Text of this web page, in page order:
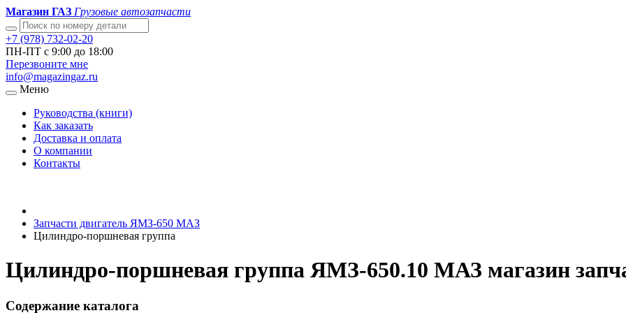
Магазин ГАЗ Грузовые автозапчасти
+7 (978) 732-02-20
ПН-ПТ с 9:00 до 18:00
Перезвоните мне
info@magazingaz.ru
Меню
Руководства (книги)
Как заказать
Доставка и оплата
О компании
Контакты
Запчасти двигатель ЯМЗ-650 МАЗ
Цилиндро-поршневая группа
Цилиндро-поршневая группа ЯМЗ-650.10 МАЗ магазин
Содержание каталога